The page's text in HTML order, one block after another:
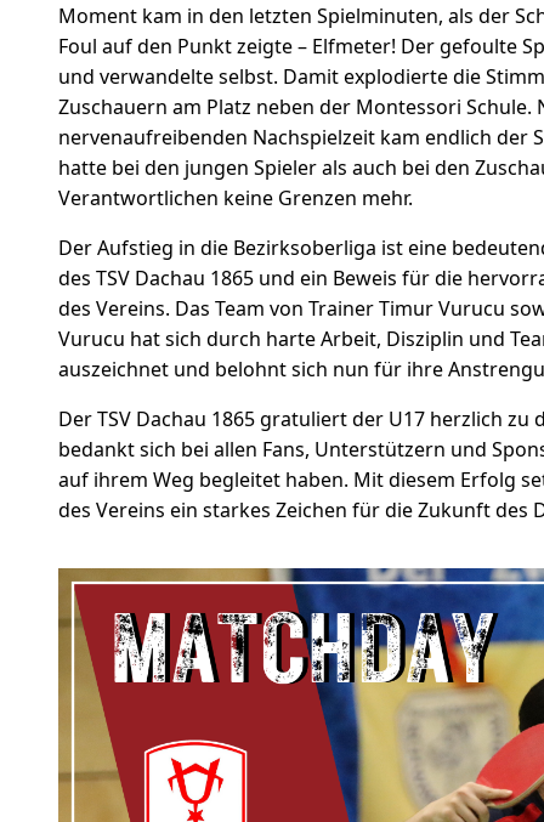
Moment kam in den letzten Spielminuten, als der
Foul auf den Punkt zeigte – Elfmeter! Der gefoulte
und verwandelte selbst. Damit explodierte die
Zuschauern am Platz neben der Montessori Schule.
nervenaufreibenden Nachspielzeit kam endlich der
hatte bei den jungen Spieler als auch bei den
Verantwortlichen keine Grenzen mehr.
Der Aufstieg in die Bezirksoberliga ist eine
des TSV Dachau 1865 und ein Beweis für die
des Vereins. Das Team von Trainer Timur Vurucu
Vurucu hat sich durch harte Arbeit, Disziplin und
auszeichnet und belohnt sich nun für ihre
Der TSV Dachau 1865 gratuliert der U17 herzlich zu
bedankt sich bei allen Fans, Unterstützern und
auf ihrem Weg begleitet haben. Mit diesem Erfolg
des Vereins ein starkes Zeichen für die Zukunft des